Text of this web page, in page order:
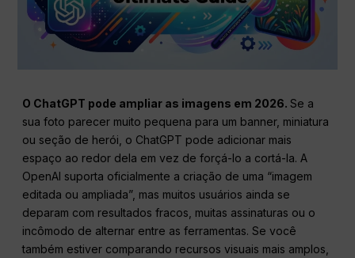
O ChatGPT pode ampliar as imagens em 2026.Se a
sua foto parecer muito pequena para um banner, miniatura
ou seção de herói, o ChatGPT pode adicionar mais
espaço ao redor dela em vez de forçá-lo a cortá-la. A
OpenAI suporta oficialmente a criação de uma “imagem
editada ou ampliada”, mas muitos usuários ainda se
deparam com resultados fracos, muitas assinaturas ou o
incômodo de alternar entre as ferramentas. Se você
também estiver comparando recursos visuais mais amplos,